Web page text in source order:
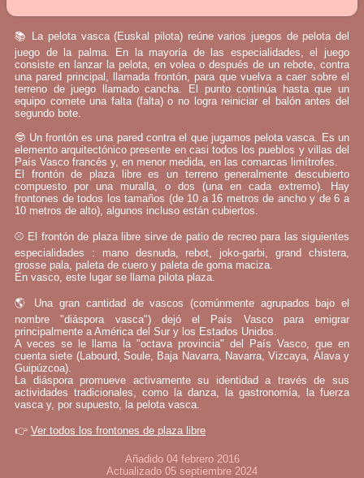
📚 La pelota vasca (Euskal pilota) reúne varios juegos de pelota del
juego de la palma. En la mayoría de las especialidades, el juego
consiste en lanzar la pelota, en volea o después de un rebote, contra
una pared principal, llamada frontón, para que vuelva a caer sobre el
terreno de juego llamado cancha. El punto continúa hasta que un
equipo comete una falta (falta) o no logra reiniciar el balón antes del
segundo bote.
🤓 Un frontón es una pared contra el que jugamos pelota vasca. Es un
elemento arquitectónico presente en casi todos los pueblos y villas del
País Vasco francés y, en menor medida, en las comarcas limítrofes.
El frontón de plaza libre es un terreno generalmente descubierto
compuesto por una muralla, o dos (una en cada extremo). Hay
frontones de todos los tamaños (de 10 a 16 metros de ancho y de 6 a
10 metros de alto), algunos incluso están cubiertos.
⚾ El frontón de plaza libre sirve de patio de recreo para las siguientes
especialidades : mano desnuda, rebot, joko-garbi, grand chistera,
grosse pala, paleta de cuero y paleta de goma maciza.
En vasco, este lugar se llama pilota plaza.
🌎 Una gran cantidad de vascos (comúnmente agrupados bajo el
nombre "diáspora vasca") dejó el País Vasco para emigrar
principalmente a América del Sur y los Estados Unidos.
A veces se le llama la "octava provincia" del País Vasco, que en
cuenta siete (Labourd, Soule, Baja Navarra, Navarra, Vizcaya, Álava y
Guipúzcoa).
La diáspora promueve activamente su identidad a través de sus
actividades tradicionales, como la danza, la gastronomía, la fuerza
vasca y, por supuesto, la pelota vasca.
👉 Ver todos los frontones de plaza libre
Añadido 04 febrero 2016
Actualizado 05 septiembre 2024